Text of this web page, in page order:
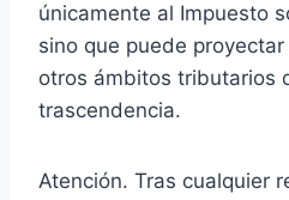
únicamente al Impuesto
sino que puede
otros ámbitos tributarios
trascendencia.
Atención. Tras cualquier